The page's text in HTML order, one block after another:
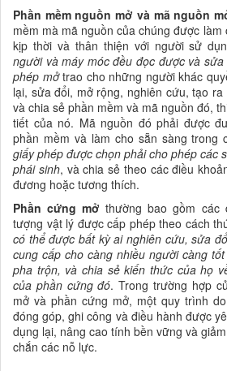
Phần mềm nguồn mở và mã nguồn
mềm mà mã nguồn của chúng được làm
kịp thời và thân thiện với người sử
người và máy móc đều đọc được và
phép mởtrao cho những người khác
lại, sửa đổi, mở rộng, nghiên cứu, tạo
và chia sẻ phần mềm và mã nguồn đó,
tiết của nó. Mã nguồn đó phải được
phần mềm và làm cho sẵn sàng trong
giấy phép được chọn phải cho phép các
phái sinh, và chia sẻ theo các điều
đương hoặc tương thích.
Phần cứng mở thường bao gồm
tượng vật lý được cấp phép theo cách
có thể được bất kỳ ai nghiên cứu,sửa
cung cấp cho càng nhiều người càng
pha trộn, và chia sẻ kiến thức của họ
của phần cứng đó. Trong trường hợp
mở và phần cứng mở, một quy trình
đóng góp, ghi công và điều hành được
dụng lại, nâng cao tính bền vững và
chắn các nỗ lực.